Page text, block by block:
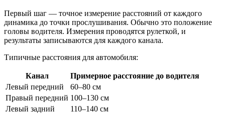
Первый шаг — точное измерение расстояний от каждого
динамика до точки прослушивания. Обычно это положение
головы водителя. Измерения проводятся рулеткой, и
результаты записываются для каждого канала.
Типичные расстояния для автомобиля:
Канал
Примерное расстояние до водителя
Левый передний
60–80 см
Правый передний 100–130 см
Левый задний
110–140 см